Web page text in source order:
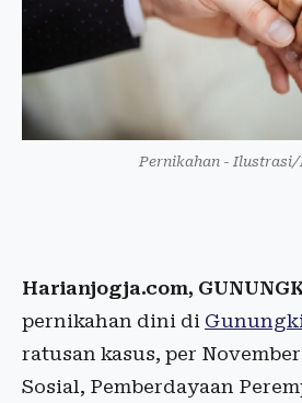
Pernikahan - Ilustrasi/
Harianjogja.com,
pernikahan dini di
ratusan kasus, per
Sosial, Pemberdayaan